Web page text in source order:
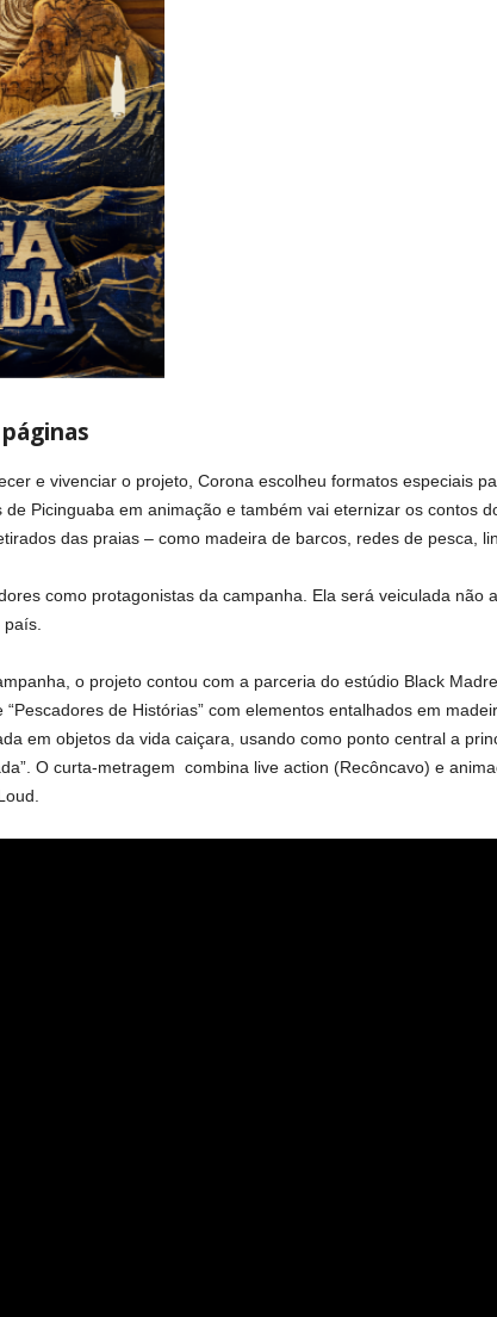
e vivenciar o projeto, Corona escolheu formatos especiais
Picinguaba em animação e também vai eternizar os contos
das praias – como madeira de barcos, redes de pesca,
como protagonistas da campanha. Ela será veiculada não
o projeto contou com a parceria do estúdio Black
de Histórias” com elementos entalhados em
em objetos da vida caiçara, usando como ponto central a
O curta-metragem combina live action (Recôncavo) e